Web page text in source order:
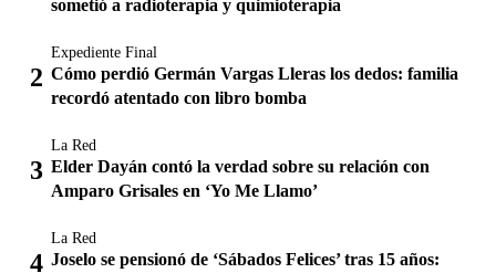
sometió a radioterapia y quimioterapia
Expediente Final
Cómo perdió Germán Vargas Lleras los dedos: familia
recordó atentado con libro bomba
La Red
Elder Dayán contó la verdad sobre su relación con
Amparo Grisales en ‘Yo Me Llamo’
La Red
Joselo se pensionó de ‘Sábados Felices’ tras 15 años: